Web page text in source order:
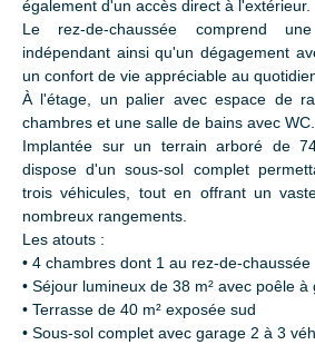
également d'un accès direct à l'extérieur.
Le rez-de-chaussée comprend
indépendant ainsi qu'un dégagement
un confort de vie appréciable au
À l'étage, un palier avec espace de
chambres et une salle de bains avec WC.
Implantée sur un terrain arboré de
dispose d'un sous-sol complet
trois véhicules, tout en offrant un
nombreux rangements.
Les atouts :
• 4 chambres dont 1 au rez-de-chaussée
• Séjour lumineux de 38 m² avec poêle à
• Terrasse de 40 m² exposée sud
• Sous-sol complet avec garage 2 à 3